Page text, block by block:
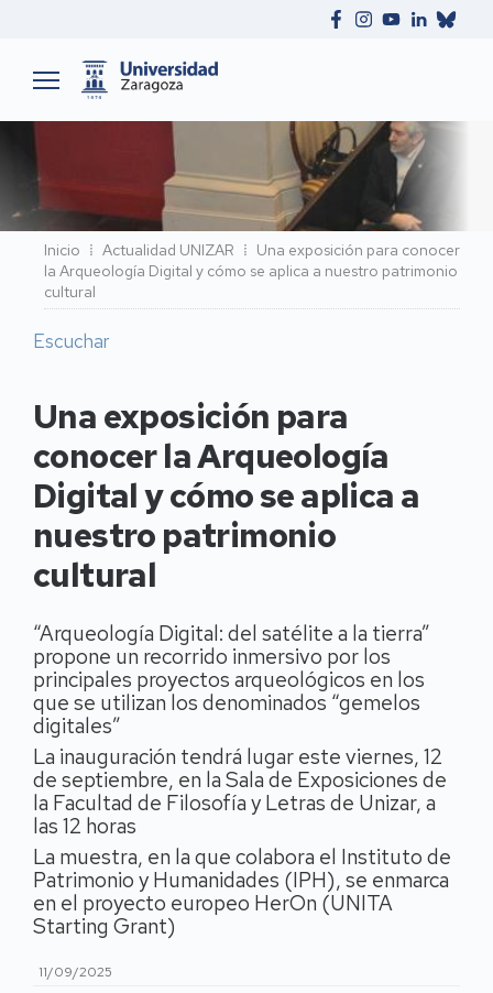
Ruta
de
navegación
Inicio Actualidad UNIZAR
Una exposición para conocer
la Arqueología Digital y cómo se aplica a nuestro patrimonio
cultural
Escuchar
Una exposición para
conocer la Arqueología
Digital y cómo se aplica a
nuestro patrimonio
cultural
“Arqueología Digital: del satélite a la tierra”
propone un recorrido inmersivo por los
principales proyectos arqueológicos en los
que se utilizan los denominados “gemelos
digitales”
La inauguración tendrá lugar este viernes, 12
de septiembre, en la Sala de Exposiciones de
la Facultad de Filosofía y Letras de Unizar, a
las 12 horas
La muestra, en la que colabora el Instituto de
Patrimonio y Humanidades (IPH), se enmarca
en el proyecto europeo HerOn (UNITA
Starting Grant)
11/09/2025